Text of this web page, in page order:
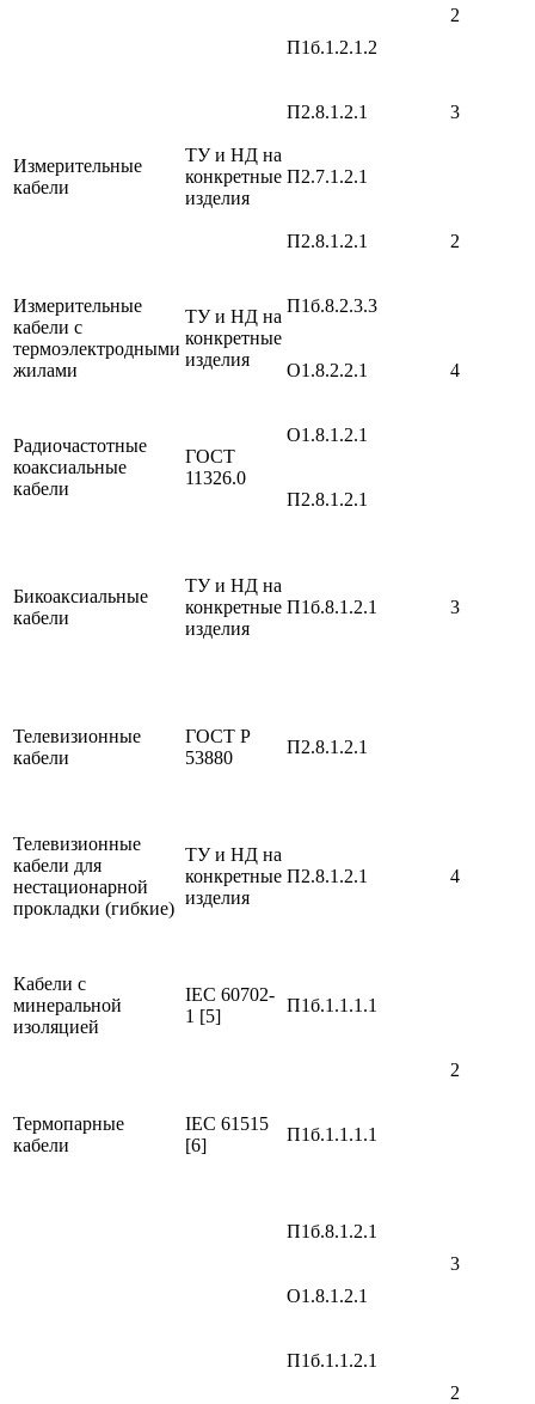
2
П1б.1.2.1.2
Измерительные
кабели
ТУ и НД на
конкретные
изделия
П2.8.1.2.1 3
П2.7.1.2.1
2
П2.8.1.2.1
Измерительные
кабели с
термоэлектродными
жилами
ТУ и НД на
конкретные
изделия
П1б.8.2.3.3
О1.8.2.2.1 4
Радиочастотные
коаксиальные
кабели
ГОСТ
11326.0
О1.8.1.2.1
3
П2.8.1.2.1
Бикоаксиальные
кабели
ТУ и НД на
конкретные
изделия
П1б.8.1.2.1
Телевизионные
кабели
ГОСТ Р
53880
П2.8.1.2.1
Телевизионные
кабели для
нестационарной
прокладки (гибкие)
ТУ и НД на
конкретные
изделия
П2.8.1.2.1 4
Кабели с
минеральной
изоляцией
IEC 60702-
1 [5]
П1б.1.1.1.1
2
Термопарные
кабели
IEC 61515
[6]
П1б.1.1.1.1
П1б.8.1.2.1
3
О1.8.1.2.1
П1б.1.1.2.1
2